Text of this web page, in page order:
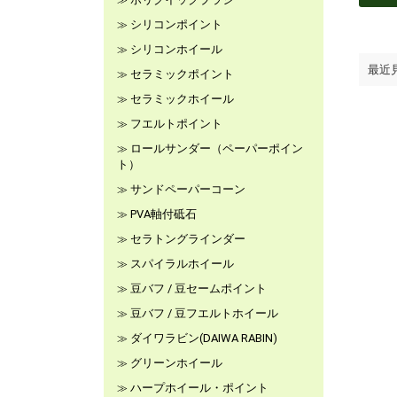
シリコンポイント
シリコンホイール
セラミックポイント
セラミックホイール
フエルトポイント
ロールサンダー（ペーパーポイン
ト）
サンドペーパーコーン
PVA軸付砥石
セラトングラインダー
スパイラルホイール
豆バフ / 豆セームポイント
豆バフ / 豆フエルトホイール
ダイワラビン(DAIWA RABIN)
グリーンホイール
ハープホイール・ポイント
最近